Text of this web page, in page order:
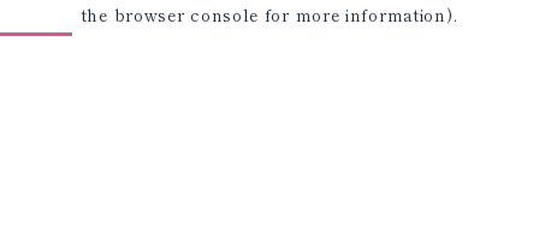
the browser console for more information).